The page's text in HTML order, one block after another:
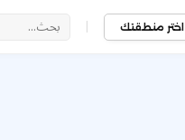
اختر منطقتك |